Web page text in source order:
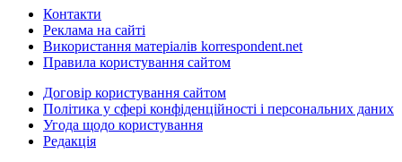
Контакти
Реклама на сайті
Використання матеріалів korrespondent.net
Правила користування сайтом
Договір користування сайтом
Політика у сфері конфіденційності і персональних даних
Угода щодо користування
Редакція